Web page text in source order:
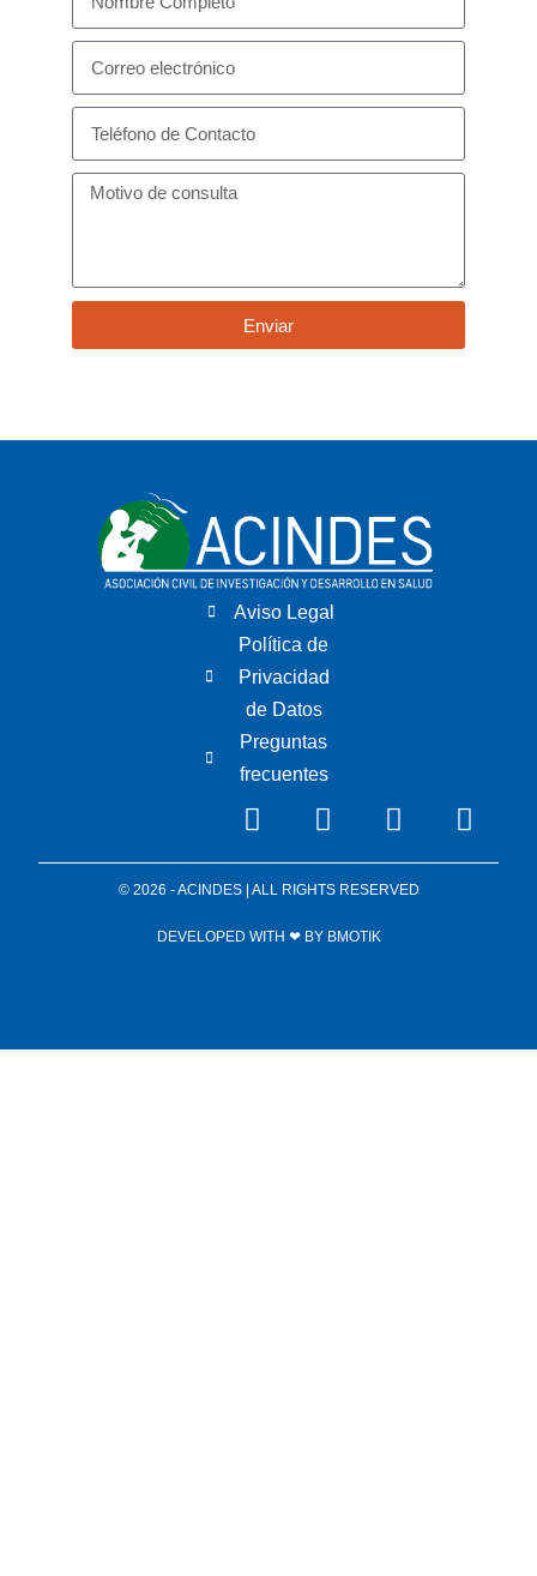
Enviar
Aviso Legal
Política de
Privacidad
de Datos
Preguntas
frecuentes
© 2026 - ACINDES | ALL RIGHTS RESERVED
DEVELOPED WITH ❤ BY BMOTIK